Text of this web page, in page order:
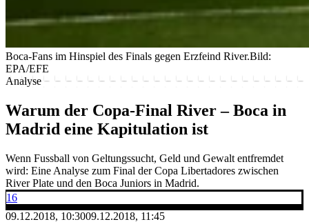
Boca-Fans im Hinspiel des Finals gegen Erzfeind River.Bild:
EPA/EFE
Analyse
Warum der Copa-Final River – Boca in
Madrid eine Kapitulation ist
Wenn Fussball von Geltungssucht, Geld und Gewalt entfremdet
wird: Eine Analyse zum Final der Copa Libertadores zwischen
River Plate und den Boca Juniors in Madrid.
16
09.12.2018, 10:3009.12.2018, 11:45